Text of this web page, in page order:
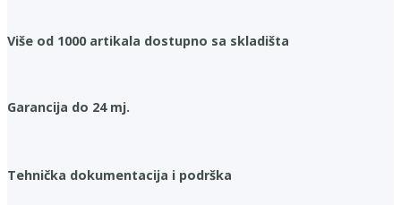
Više od 1000 artikala dostupno sa skladišta
Garancija do 24 mj.
Tehnička dokumentacija i podrška